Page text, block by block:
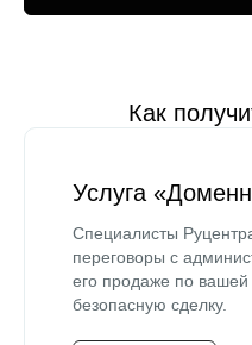
Как
Услуга
Специалисты
переговоры с
его продаже по вашей
безопасную сделку.